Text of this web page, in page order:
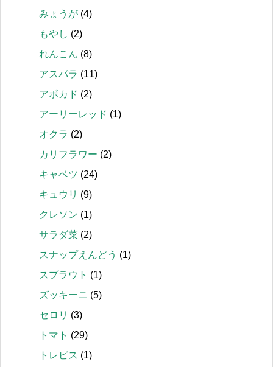
みょうが (4)
もやし (2)
れんこん (8)
アスパラ (11)
アボカド (2)
アーリーレッド (1)
オクラ (2)
カリフラワー (2)
キャベツ (24)
キュウリ (9)
クレソン (1)
サラダ菜 (2)
スナップえんどう (1)
スプラウト (1)
ズッキーニ (5)
セロリ (3)
トマト (29)
トレビス (1)